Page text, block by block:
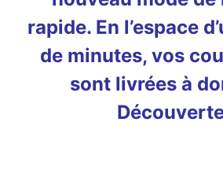
rapide. En l’espace
de minutes, vos
sont livrées à